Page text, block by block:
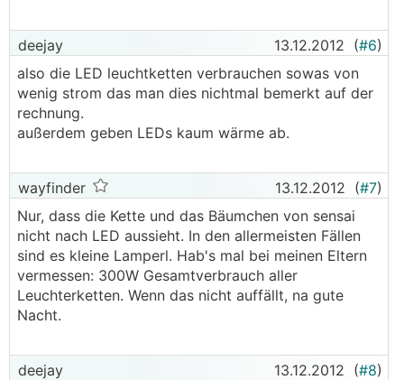
deejay 13.12.2012 (#6)
also die LED leuchtketten verbrauchen sowas von
wenig strom das man dies nichtmal bemerkt auf der
rechnung.
außerdem geben LEDs kaum wärme ab.
wayfinder 13.12.2012 (#7)
Nur, dass die Kette und das Bäumchen von sensai
nicht nach LED aussieht. In den allermeisten Fällen
sind es kleine Lamperl. Hab's mal bei meinen Eltern
vermessen: 300W Gesamtverbrauch aller
Leuchterketten. Wenn das nicht auffällt, na gute
Nacht.
deejay 13.12.2012 (#8)